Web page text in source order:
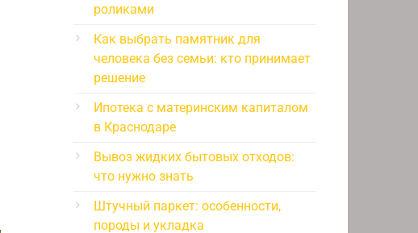
роликами
Как выбрать памятник для
человека без семьи: кто принимает
решение
Ипотека с материнским капиталом
в Краснодаре
Вывоз жидких бытовых отходов:
что нужно знать
Штучный паркет: особенности,
породы и укладка